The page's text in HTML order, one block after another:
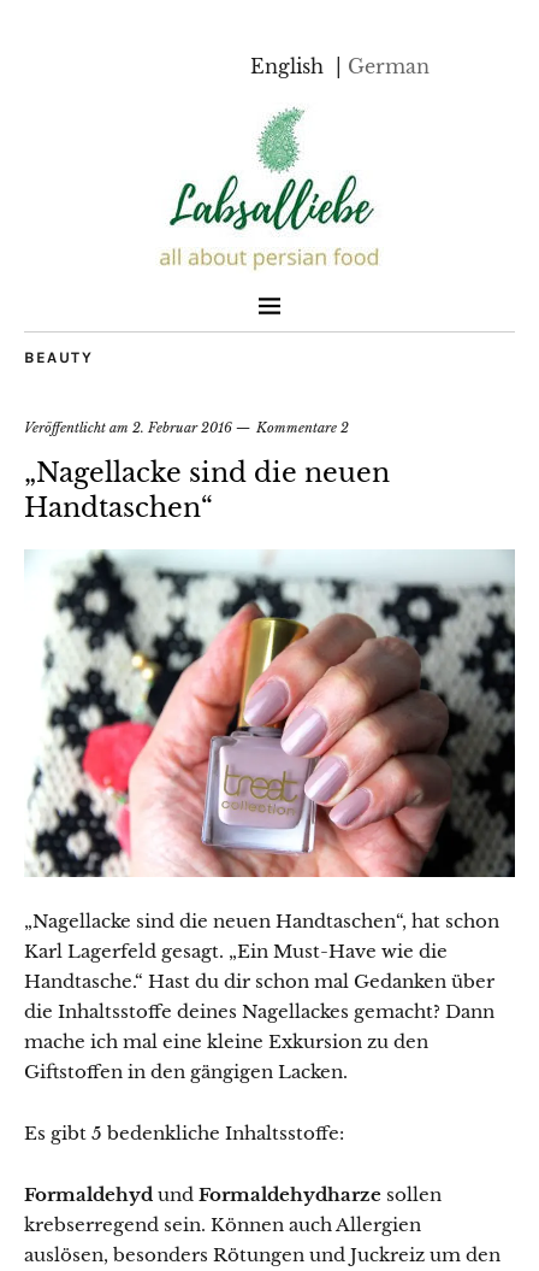
English German
BEAUTY
Veröffentlicht am 2. Februar 2016 Kommentare 2
„Nagellacke sind die neuen
Handtaschen“
„Nagellacke sind die neuen Handtaschen“, hat schon
Karl Lagerfeld gesagt. „Ein Must-Have wie die
Handtasche.“ Hast du dir schon mal Gedanken über
die Inhaltsstoffe deines Nagellackes gemacht? Dann
mache ich mal eine kleine Exkursion zu den
Giftstoffen in den gängigen Lacken.
Es gibt 5 bedenkliche Inhaltsstoffe:
Formaldehyd und Formaldehydharze sollen
krebserregend sein. Können auch Allergien
auslösen, besonders Rötungen und Juckreiz um den